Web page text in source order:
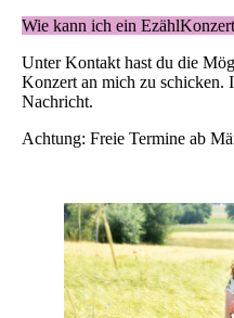
Wie kann ich ein
Unter Kontakt hast du die
Konzert an mich zu schicken.
Nachricht.
Achtung: Freie Termine ab